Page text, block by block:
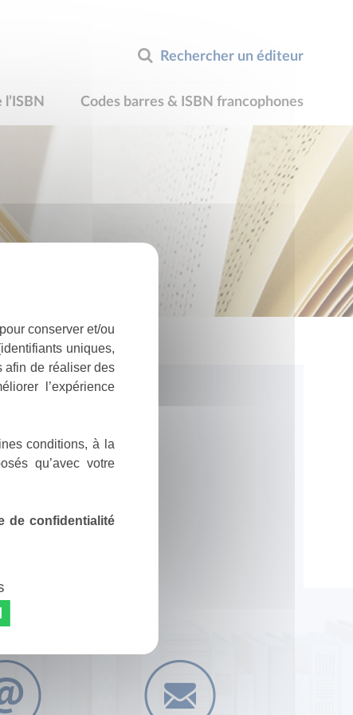
Rechercher un éditeur
Codes barres & ISBN francophones
conserver et/ou
uniques,
afin de réaliser des
l’expérience
conditions, à la
qu’avec votre
de confidentialité